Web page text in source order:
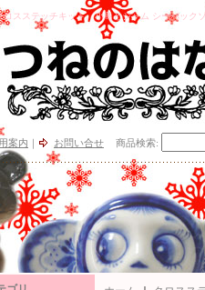
ロスステッチキット、小鳥とジャム シーバック
案内 ｜ お問い合せ 商品検索: